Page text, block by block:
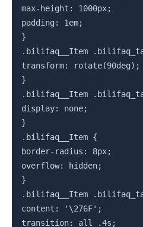
max-height: 1000px;
padding: 1em;
}
.bilifaq__Item
transform: rotate(90deg);
}
.bilifaq__Item
display: none;
}
.bilifaq__Item {
border-radius: 8px;
overflow: hidden;
}
.bilifaq__Item
content: '\276F';
transition: all .4s;